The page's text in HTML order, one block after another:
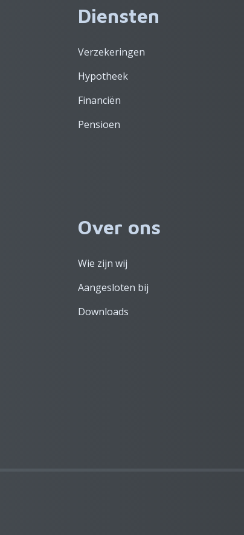
Diensten
Verzekeringen
Hypotheek
Financiën
Pensioen
Over ons
Wie zijn wij
Aangesloten bij
Downloads